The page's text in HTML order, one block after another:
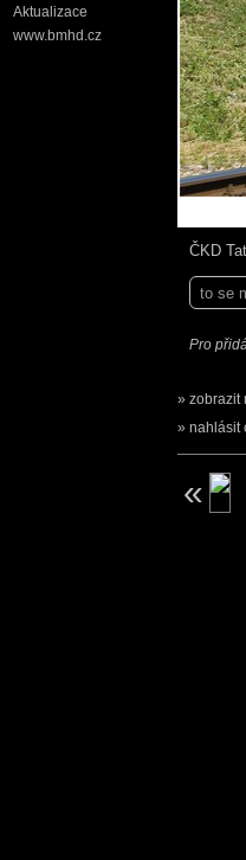
ČKD
to se
Pro
zobrazit
nahlásit
Aktualizace
www.bmhd.cz